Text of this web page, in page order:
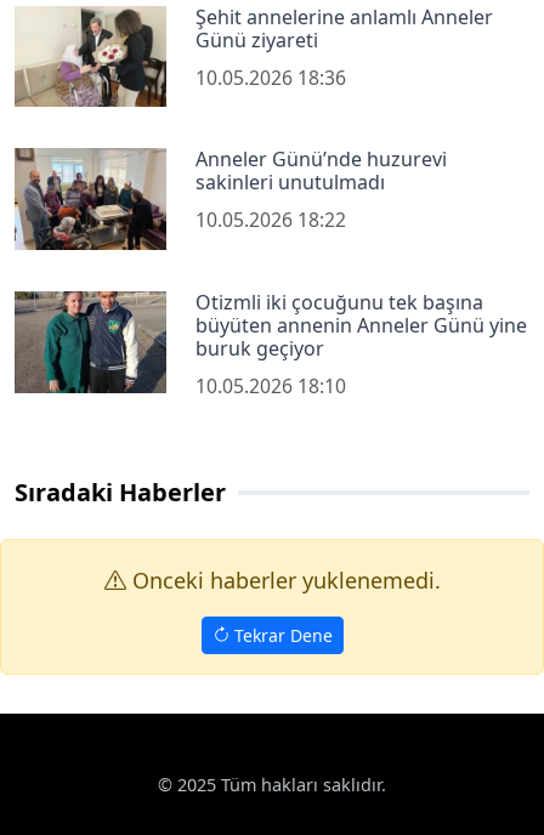
Şehit annelerine anlamlı Anneler
Günü ziyareti
10.05.2026 18:36
Anneler Günü’nde huzurevi
sakinleri unutulmadı
10.05.2026 18:22
Otizmli iki çocuğunu tek başına
büyüten annenin Anneler Günü yine
buruk geçiyor
10.05.2026 18:10
Sıradaki Haberler
Onceki haberler yuklenemedi.
Tekrar Dene
© 2025 Tüm hakları saklıdır.